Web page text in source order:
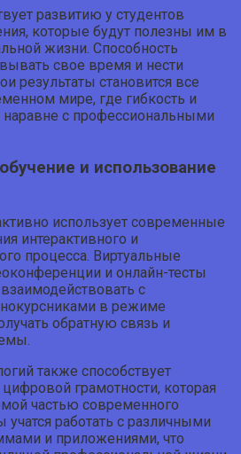
развитию у студентов
которые будут полезны им в
жизни. Способность
свое время и нести
результаты становится все
мире, где гибкость и
наравне с профессиональными
и использование
использует современные
интерактивного и
процесса. Виртуальные
и онлайн-тесты
с
в режиме
обратную связь и
также способствует
грамотности, которая
частью современного
учатся работать с различными
и приложениями, что